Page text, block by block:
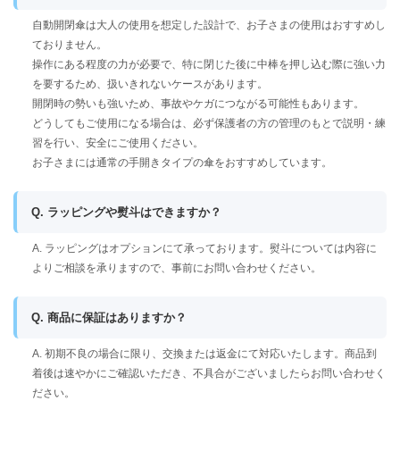
自動開閉傘は大人の使用を想定した設計で、お子さまの使用はおすすめし
ておりません。
操作にある程度の力が必要で、特に閉じた後に中棒を押し込む際に強い力
を要するため、扱いきれないケースがあります。
開閉時の勢いも強いため、事故やケガにつながる可能性もあります。
どうしてもご使用になる場合は、必ず保護者の方の管理のもとで説明・練
習を行い、安全にご使用ください。
お子さまには通常の手開きタイプの傘をおすすめしています。
Q. ラッピングや熨斗はできますか？
A. ラッピングはオプションにて承っております。熨斗については内容に
よりご相談を承りますので、事前にお問い合わせください。
Q. 商品に保証はありますか？
A. 初期不良の場合に限り、交換または返金にて対応いたします。商品到
着後は速やかにご確認いただき、不具合がございましたらお問い合わせく
ださい。